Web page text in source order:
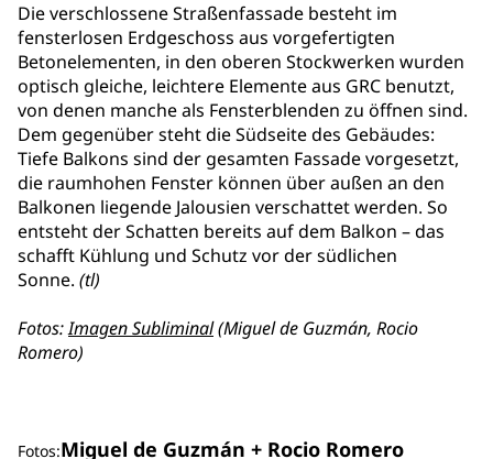
Die verschlossene Straßenfassade besteht im
fensterlosen Erdgeschoss aus vorgefertigten
Betonelementen, in den oberen Stockwerken wurden
optisch gleiche, leichtere Elemente aus GRC benutzt,
von denen manche als Fensterblenden zu öffnen sind.
Dem gegenüber steht die Südseite des Gebäudes:
Tiefe Balkons sind der gesamten Fassade vorgesetzt,
die raumhohen Fenster können über außen an den
Balkonen liegende Jalousien verschattet werden. So
entsteht der Schatten bereits auf dem Balkon – das
schafft Kühlung und Schutz vor der südlichen
Sonne. (tl)
Fotos:Imagen Subliminal(Miguel de Guzmán, Rocio
Romero)
Fotos:Miguel de Guzmán + Rocio Romero